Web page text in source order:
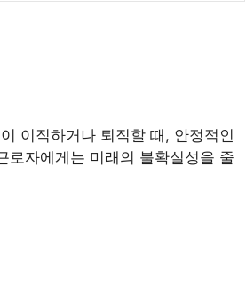
이직하거나 퇴직할 때, 안정적인
로자에게는 미래의 불확실성을 줄